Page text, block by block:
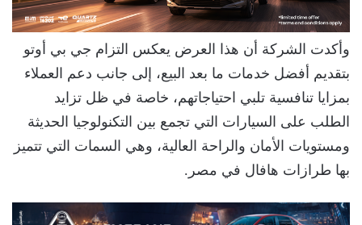
وأكدت الشركة أن هذا العرض يعكس التزام جي بي أوتو
بتقديم أفضل خدمات ما بعد البيع، إلى جانب دعم العملاء
بمزايا تنافسية تلبي احتياجاتهم، خاصة في ظل تزايد
الطلب على السيارات التي تجمع بين التكنولوجيا الحديثة
ومستويات الأمان والراحة العالية، وهي السمات التي تتميز
بها طرازات هافال في مصر.